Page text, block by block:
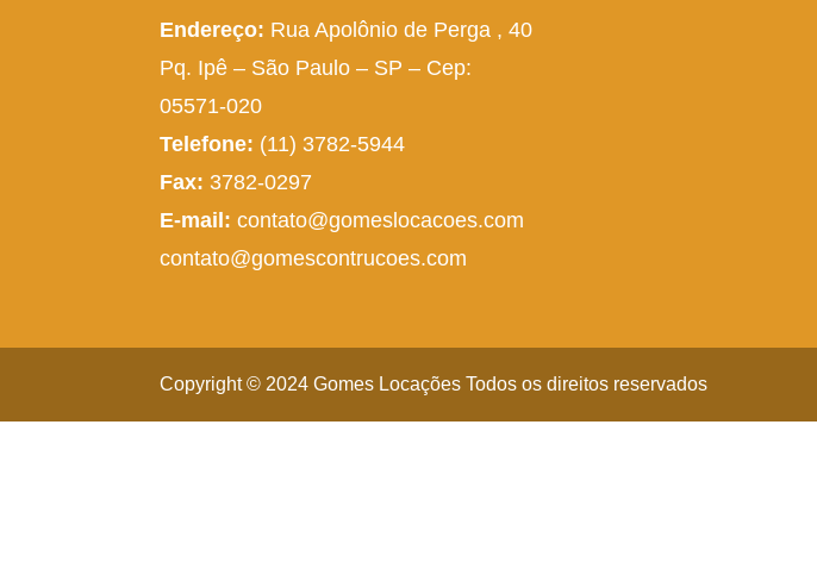
Endereço: Rua Apolônio de Perga , 40
Pq. Ipê – São Paulo – SP – Cep:
05571-020
Telefone: (11) 3782-5944
Fax: 3782-0297
E-mail: contato@gomeslocacoes.com
contato@gomescontrucoes.com
Copyright © 2024 Gomes Locações Todos os direitos reservados